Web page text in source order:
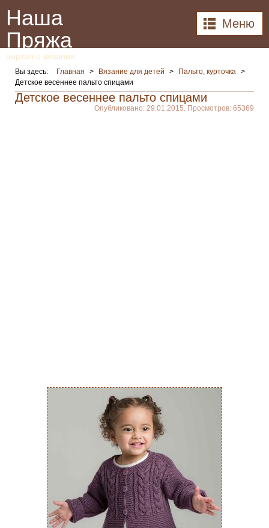
Наша
Пряжа
портал о вязании
Меню
Вы здесь: Главная > Вязание для детей > Пальто, курточка >
Детское весеннее пальто спицами
Детское весеннее пальто спицами
Опубликовано: 29.01.2015. Просмотров: 65369